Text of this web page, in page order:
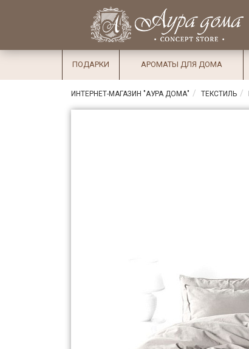
Избранное
×
СалоныДоставка
Оплата
Подарки
Ароматы
для дома
ПОДАРКИ АРОМАТЫ ДЛЯ ДОМА
ИНТЕРНЕТ-МАГАЗИН "АУРА ДОМА" ТЕКСТИЛЬ